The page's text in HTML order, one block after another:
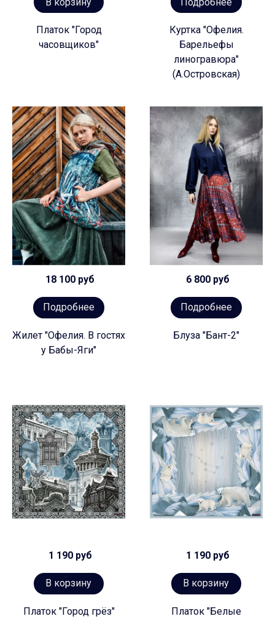
Платок "Город
часовщиков"
Куртка "Офелия.
Барельефы
линогравюра"
(А.Островская)
18 100 руб
Подробнее
Жилет "Офелия. В гостях
у Бабы-Яги"
6 800 руб
Подробнее
Блуза "Бант-2"
1 190 руб
В корзину
Платок "Город грёз"
1 190 руб
В корзину
Платок "Белые